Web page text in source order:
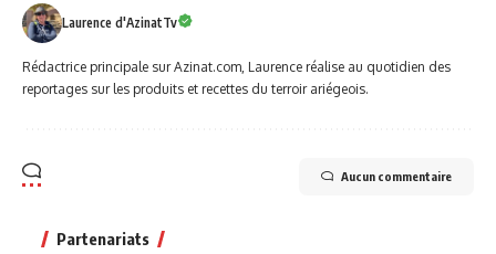
Laurence d'AzinatTv
Rédactrice principale sur Azinat.com, Laurence réalise au quotidien des
reportages sur les produits et recettes du terroir ariégeois.
Aucun commentaire
Partenariats